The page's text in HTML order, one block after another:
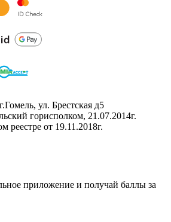
ул. Брестская д5
горисполком, 21.07.2014г.
реестре от 19.11.2018г.
приложение и получай баллы за